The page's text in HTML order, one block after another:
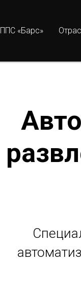
ППС «Барс»